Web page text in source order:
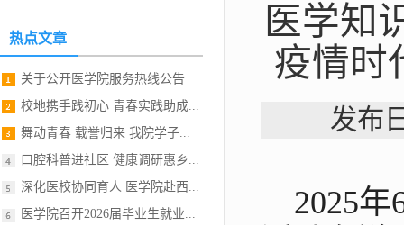
热点文章
关于公开医学院服务热线公告
校地携手践初心 青春实践助成...
舞动青春 载誉归来 我院学子...
口腔科普进社区 健康调研惠乡...
深化医校协同育人 医学院赴西...
医学院召开2026届毕业生就业...
医学知
疫情时
发布
2025